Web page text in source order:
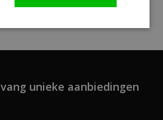
unieke aanbiedingen